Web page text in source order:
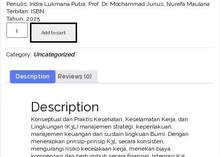
Penulis: Indra Lukmana Putra, Prof. Dr. Mochammad Junus, Nurefa Maulana
Terbitan: ISBN
Tahun: 2025
Kesehatan
Keselamatan
Keberlanjutan
quantity
Add to cart
Category: Uncategorized
Description Reviews (0)
Description
Konseptual dan Praktis Kesehatan, Keselamatan Kerja, dan
Lingkungan (K3L) manajemen strategi, keperilakuan,
manajemen keuangan dan sustain lingkuan Bumi. Dengan
menerapkan prinsip-prinsip K3L secara konsisten,
mengurangi risiko kecelakaan kerja, menekan biaya